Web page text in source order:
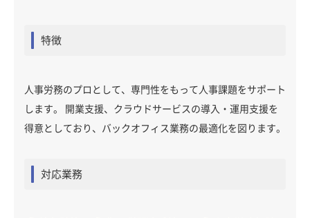
特徴
人事労務のプロとして、専門性をもって人事課題をサポート
します。 開業支援、クラウドサービスの導入・運用支援を
得意としており、バックオフィス業務の最適化を図ります。
対応業務